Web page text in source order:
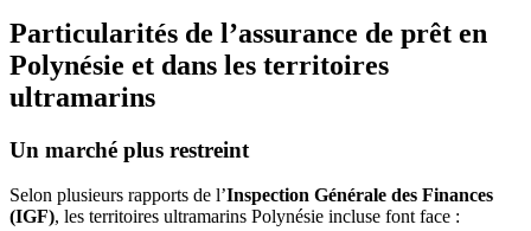
Particularités de l’assurance de prêt en
Polynésie et dans les territoires
ultramarins
Un marché plus restreint
Selon plusieurs rapports de l’Inspection Générale des Finances
(IGF), les territoires ultramarins Polynésie incluse font face :